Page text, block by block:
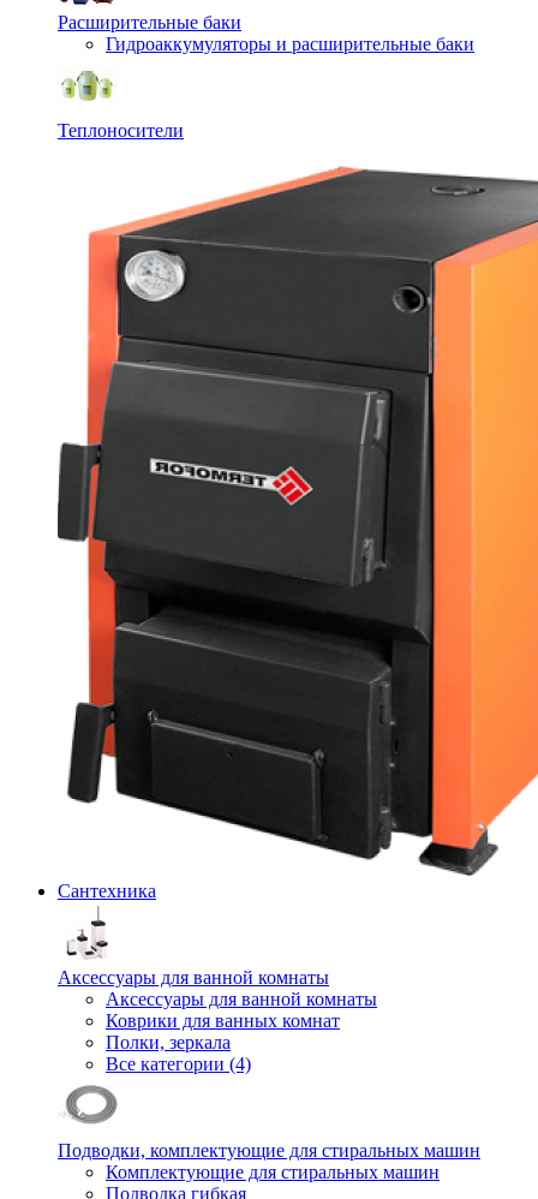
Расширительные баки
Гидроаккумуляторы и расширительные баки
Теплоносители
Сантехника
Аксессуары для ванной комнаты
Аксессуары для ванной комнаты
Коврики для ванных комнат
Полки, зеркала
Все категории (4)
Подводки, комплектующие для стиральных машин
Комплектующие для стиральных машин
Подводка гибкая